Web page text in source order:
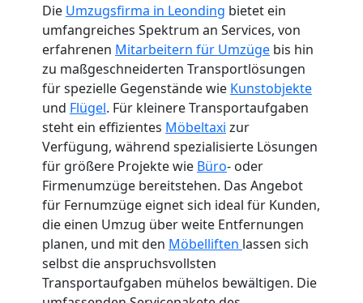
Die Umzugsfirma in Leonding bietet ein
umfangreiches Spektrum an Services, von
erfahrenen Mitarbeitern für Umzüge bis hin
zu maßgeschneiderten Transportlösungen
für spezielle Gegenstände wie Kunstobjekte
und Flügel. Für kleinere Transportaufgaben
steht ein effizientes Möbeltaxi zur
Verfügung, während spezialisierte Lösungen
für größere Projekte wie Büro- oder
Firmenumzüge bereitstehen. Das Angebot
für Fernumzüge eignet sich ideal für Kunden,
die einen Umzug über weite Entfernungen
planen, und mit den Möbelliften lassen sich
selbst die anspruchsvollsten
Transportaufgaben mühelos bewältigen. Die